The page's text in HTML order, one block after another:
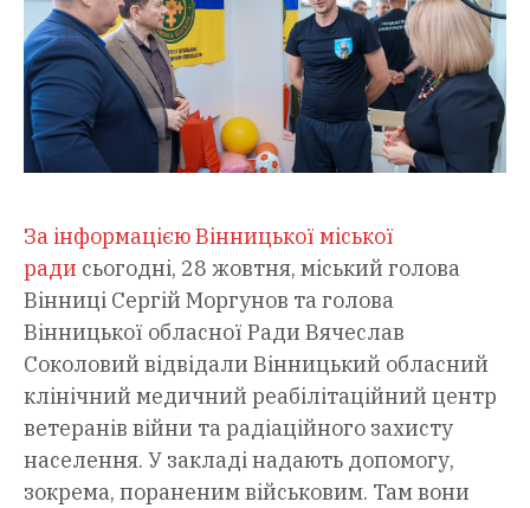
За інформацією Вінницької міської
ради сьогодні, 28 жовтня, міський голова
Вінниці Сергій Моргунов та голова
Вінницької обласної Ради Вячеслав
Соколовий відвідали Вінницький обласний
клінічний медичний реабілітаційний центр
ветеранів війни та радіаційного захисту
населення. У закладі надають допомогу,
зокрема, пораненим військовим. Там вони